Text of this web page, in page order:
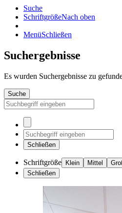
Suche
SchriftgrößeNach oben
MenüSchließen
Suchergebnisse
Es wurden Suchergebnisse zu
Suche
Schließen
Schriftgröße Klein Mittel
Schließen